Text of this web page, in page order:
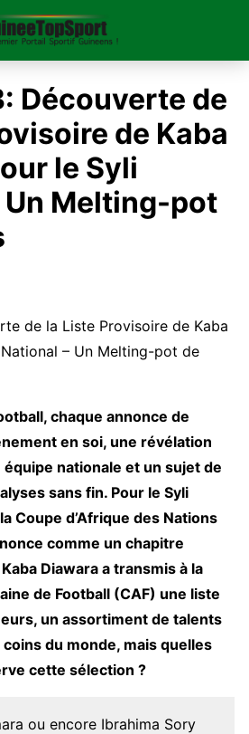
Découverte de
de Kaba
le Syli
Un Melting-pot
de la Liste Provisoire de Kaba
– Un Melting-pot de
chaque annonce de
en soi, une révélation
équipe nationale et un sujet de
sans fin. Pour le Syli
Coupe d’Afrique des Nations
comme un chapitre
Diawara a transmis à la
de Football (CAF) une liste
un assortiment de talents
du monde, mais quelles
cette sélection ?
ou encore Ibrahima Sory